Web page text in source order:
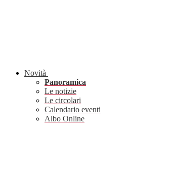
Novità
Panoramica
Le notizie
Le circolari
Calendario eventi
Albo Online